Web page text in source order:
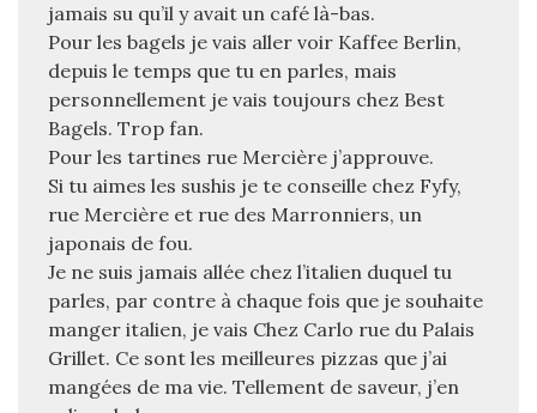
jamais su qu’il y avait un café là-bas.
Pour les bagels je vais aller voir Kaffee Berlin,
depuis le temps que tu en parles, mais
personnellement je vais toujours chez Best
Bagels. Trop fan.
Pour les tartines rue Mercière j’approuve.
Si tu aimes les sushis je te conseille chez Fyfy,
rue Mercière et rue des Marronniers, un
japonais de fou.
Je ne suis jamais allée chez l’italien duquel tu
parles, par contre à chaque fois que je souhaite
manger italien, je vais Chez Carlo rue du Palais
Grillet. Ce sont les meilleures pizzas que j’ai
mangées de ma vie. Tellement de saveur, j’en